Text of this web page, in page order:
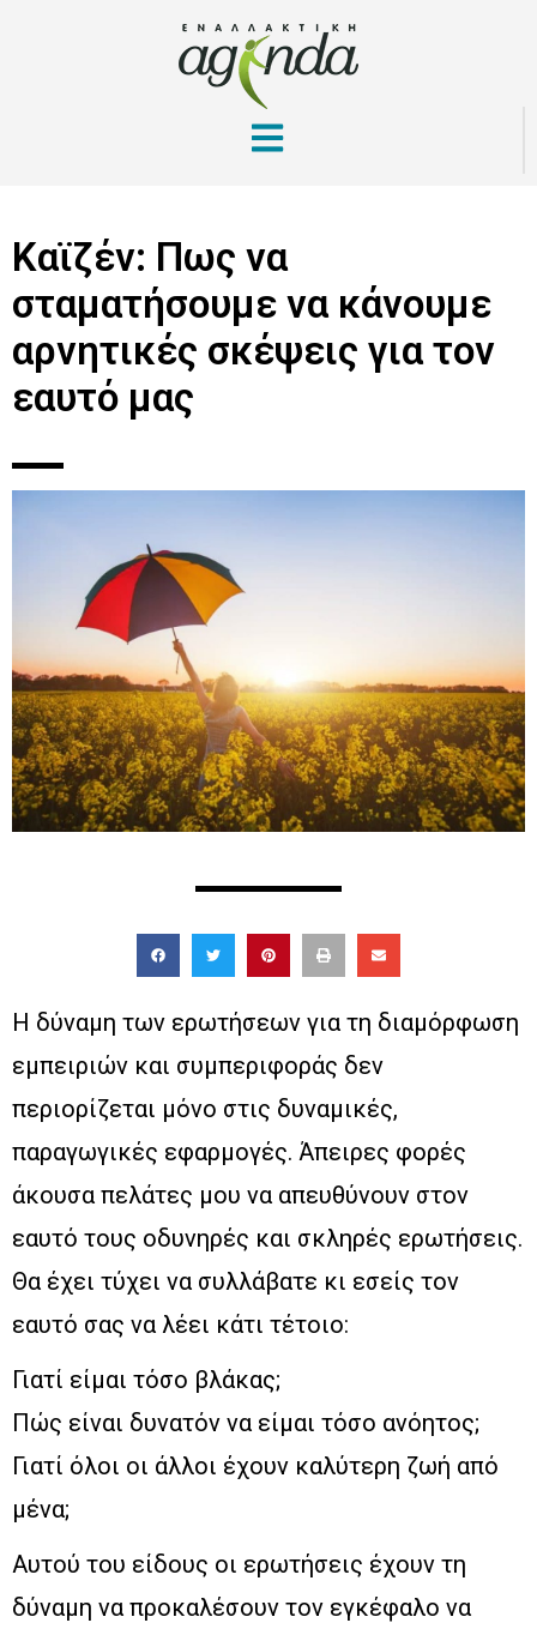
Καϊζέν: Πως να
σταματήσουμε να κάνουμε
αρνητικές σκέψεις για τον
εαυτό μας
Η δύναμη των ερωτήσεων για τη διαμόρφωση
εμπειριών και συμπεριφοράς δεν
περιορίζεται μόνο στις δυναμικές,
παραγωγικές εφαρμογές. Άπειρες φορές
άκουσα πελάτες μου να απευθύνουν στον
εαυτό τους οδυνηρές και σκληρές ερωτήσεις.
Θα έχει τύχει να συλλάβατε κι εσείς τον
εαυτό σας να λέει κάτι τέτοιο:
Γιατί είμαι τόσο βλάκας;
Πώς είναι δυνατόν να είμαι τόσο ανόητος;
Γιατί όλοι οι άλλοι έχουν καλύτερη ζωή από
μένα;
Αυτού του είδους οι ερωτήσεις έχουν τη
δύναμη να προκαλέσουν τον εγκέφαλο να